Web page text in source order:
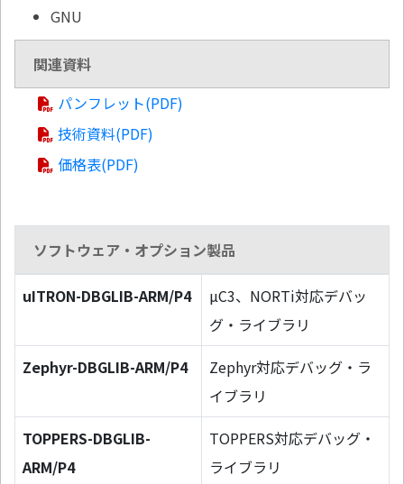
GNU
関連資料
パンフレット(PDF)
技術資料(PDF)
価格表(PDF)
ソフトウェア・オプション製品
uITRON-DBGLIB-ARM/P4
µC3、NORTi対応デバッ
グ・ライブラリ
Zephyr-DBGLIB-ARM/P4
Zephyr対応デバッグ・ラ
イブラリ
TOPPERS-DBGLIB-
ARM/P4
TOPPERS対応デバッグ・
ライブラリ